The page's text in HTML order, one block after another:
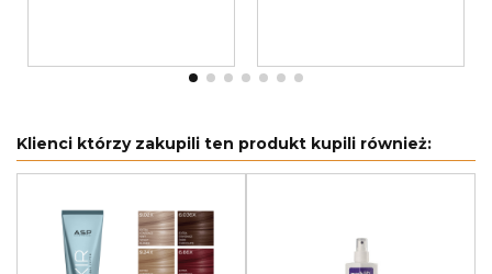
Klienci którzy zakupili ten produkt kupili również: